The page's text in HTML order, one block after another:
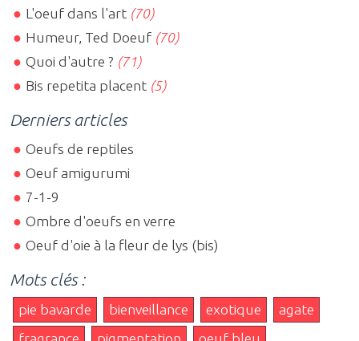
L'oeuf dans l'art (70)
Humeur, Ted Doeuf (70)
Quoi d'autre ? (71)
Bis repetita placent (5)
Derniers articles
Oeufs de reptiles
Oeuf amigurumi
7-1-9
Ombre d'oeufs en verre
Oeuf d'oie à la fleur de lys (bis)
Mots clés :
pie bavarde bienveillance exotique
agate